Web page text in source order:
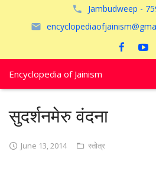
Jambudweep -
Encyclopedia of Jainism
पूजायें
सुदर्शनमेरु वंदना
June 13, 2014 स्तोत्र